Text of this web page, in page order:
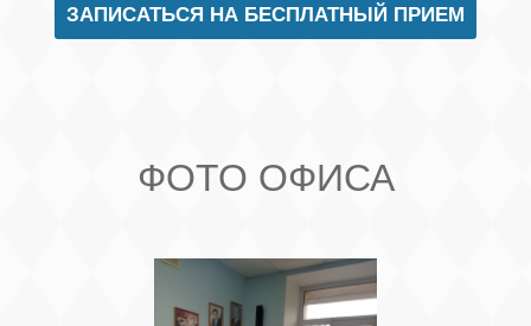
ЗАПИСАТЬСЯ НА БЕСПЛАТНЫЙ ПРИЕМ
ФОТО ОФИСА